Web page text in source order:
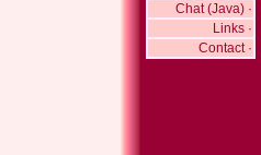
Chat (Java) ·
Links ·
Contact ·